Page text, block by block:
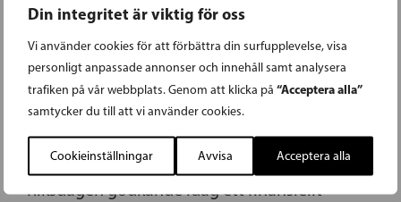
Din integritet är viktig för oss
Vi använder cookies för att förbättra din surfupplevelse, visa
personligt anpassade annonser och innehåll samt analysera
trafiken på vår webbplats. Genom att klicka på “Acceptera alla”
samtycker du till att vi använder cookies.
Cookieinställningar Avvisa Acceptera alla
26.05.2020
REHN-KIVI: VIKTIGT ATT
RESTAURANGER OCH CAFÉER KAN
ÖPPNA IGEN!
Riksdagen godkände idag ett finansiellt